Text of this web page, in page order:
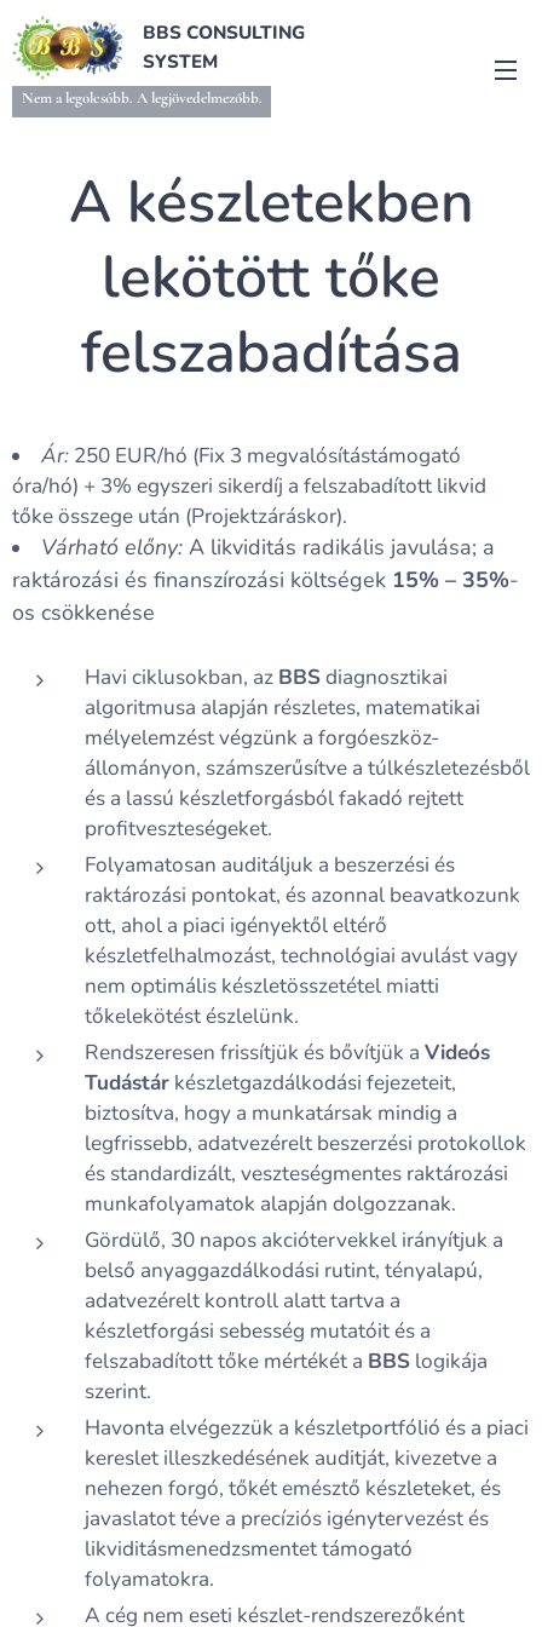
BBS CONSULTING
SYSTEM
Nem a legolcsóbb. A legjövedelmezőbb.
A készletekben
lekötött tőke
felszabadítása
Ár: 250 EUR/hó (Fix 3 megvalósítástámogató
óra/hó) + 3% egyszeri sikerdíj a felszabadított likvid
tőke összege után (Projektzáráskor).
Várható előny: A likviditás radikális javulása; a
raktározási és finanszírozási költségek 15% – 35%-
os csökkenése
Havi ciklusokban, az BBSdiagnosztikai
algoritmusa alapján részletes, matematikai
mélyelemzést végzünk a forgóeszköz-
állományon, számszerűsítve a túlkészletezésből
és a lassú készletforgásból fakadó rejtett
profitveszteségeket.
Folyamatosan auditáljuk a beszerzési és
raktározási pontokat, és azonnal beavatkozunk
ott, ahol a piaci igényektől eltérő
készletfelhalmozást, technológiai avulást vagy
nem optimális készletösszetétel miatti
tőkelekötést észlelünk.
Rendszeresen frissítjük és bővítjük a Videós
Tudástár készletgazdálkodási fejezeteit,
biztosítva, hogy a munkatársak mindig a
legfrissebb, adatvezérelt beszerzési protokollok
és standardizált, veszteségmentes raktározási
munkafolyamatok alapján dolgozzanak.
Gördülő, 30 napos akciótervekkel irányítjuk a
belső anyaggazdálkodási rutint, tényalapú,
adatvezérelt kontroll alatt tartva a
készletforgási sebesség mutatóit és a
felszabadított tőke mértékét a BBS logikája
szerint.
Havonta elvégezzük a készletportfólió és a piaci
kereslet illeszkedésének auditját, kivezetve a
nehezen forgó, tőkét emésztő készleteket, és
javaslatot téve a precíziós igénytervezést és
likviditásmenedzsmentet támogató
folyamatokra.
A cég nem eseti készlet-rendszerezőként